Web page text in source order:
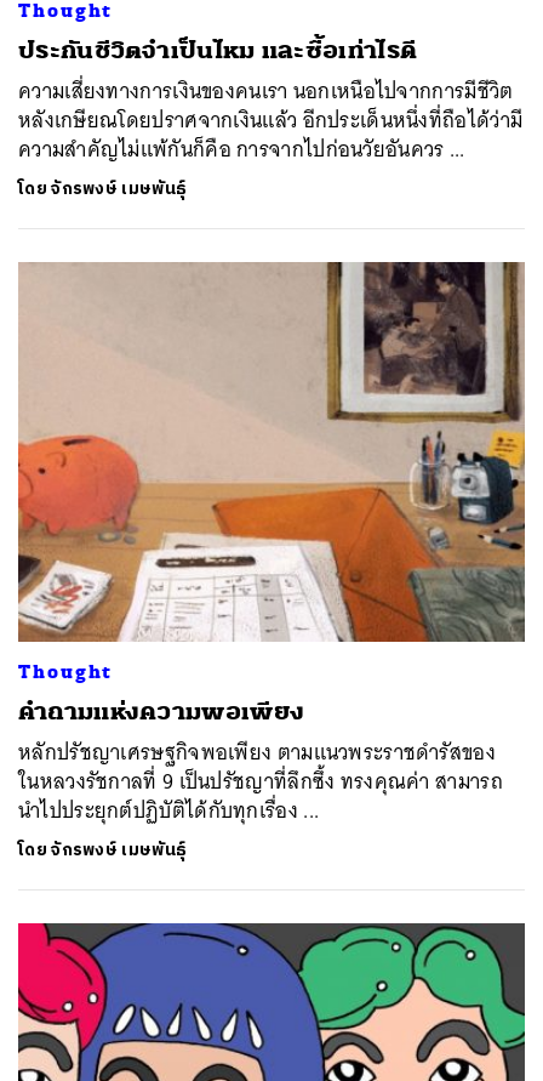
Thought
ประกันชีวิตจำเป็นไหม และซื้อเท่าไรดี
ความเสี่ยงทางการเงินของคนเรา นอกเหนือไปจากการมีชีวิต
หลังเกษียณโดยปราศจากเงินแล้ว อีกประเด็นหนึ่งที่ถือได้ว่ามี
ความสำคัญไม่แพ้กันก็คือ การจากไปก่อนวัยอันควร ...
โดยจักรพงษ์ เมษพันธุ์
Thought
คำถามแห่งความพอเพียง
หลักปรัชญาเศรษฐกิจพอเพียง ตามแนวพระราชดำรัสของ
ในหลวงรัชกาลที่ 9 เป็นปรัชญาที่ลึกซึ้ง ทรงคุณค่า สามารถ
นำไปประยุกต์ปฏิบัติได้กับทุกเรื่อง ...
โดยจักรพงษ์ เมษพันธุ์